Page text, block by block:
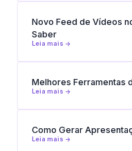
Novo Feed de Vídeos
Saber
Leia mais ->
Melhores Ferramentas
Leia mais ->
Como Gerar
Leia mais ->